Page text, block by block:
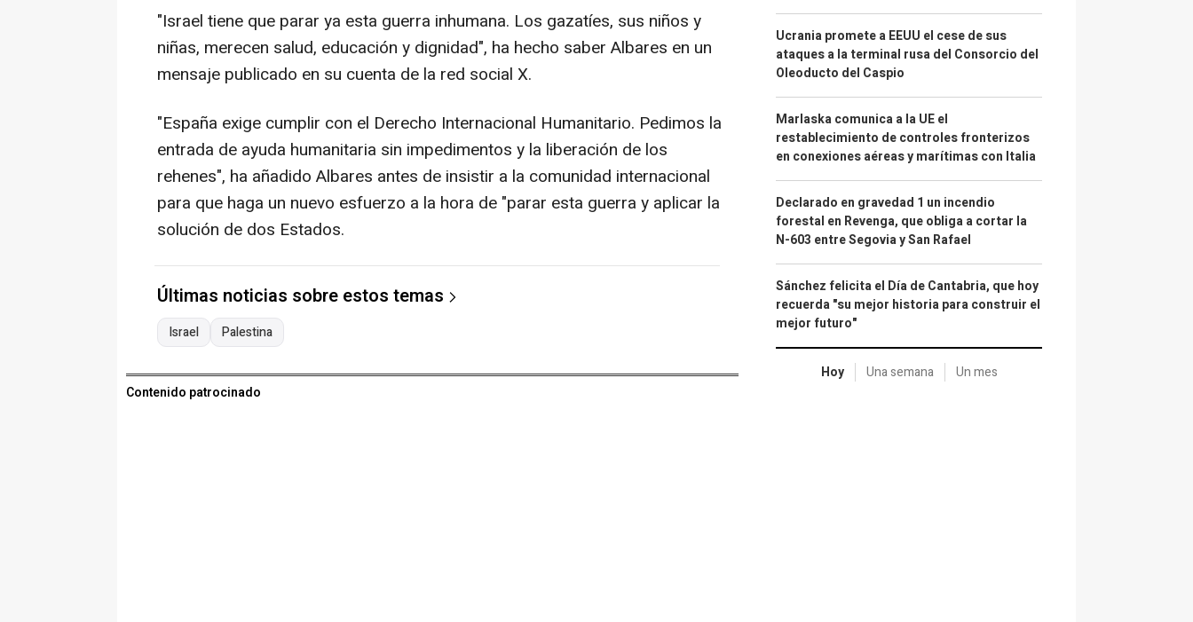
"Israel tiene que parar ya esta guerra inhumana. Los gazatíes, sus niños y
niñas, merecen salud, educación y dignidad", ha hecho saber Albares en un
mensaje publicado en su cuenta de la red social X.
"España exige cumplir con el Derecho Internacional Humanitario. Pedimos la
entrada de ayuda humanitaria sin impedimentos y la liberación de los
rehenes", ha añadido Albares antes de insistir a la comunidad internacional
para que haga un nuevo esfuerzo a la hora de "parar esta guerra y aplicar la
solución de dos Estados.
Últimas noticias sobre estos temas
Israel Palestina
Contenido patrocinado
Ucrania promete a EEUU el cese de sus
ataques a la terminal rusa del Consorcio del
Oleoducto del Caspio
Marlaska comunica a la UE el
restablecimiento de controles fronterizos
en conexiones aéreas y marítimas con Italia
Declarado en gravedad 1 un incendio
forestal en Revenga, que obliga a cortar la
N-603 entre Segovia y San Rafael
Sánchez felicita el Día de Cantabria, que hoy
recuerda "su mejor historia para construir el
mejor futuro"
Hoy Una semana Un mes